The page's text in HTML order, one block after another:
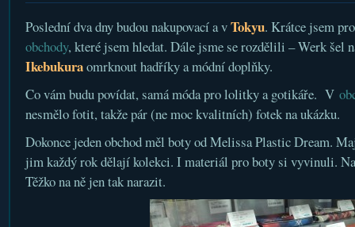
Poslední dva dny budou nakupovací a vTokyu. Krátce jsem
obchody, které jsem hledat. Dále jsme se rozdělili – Werk šel
Ikebukuraomrknout hadříky a módní doplňky.
Co vám budu povídat, samá móda pro lolitky a gotikáře. V
nesmělo fotit, takže pár (ne moc kvalitních) fotek na ukázku.
Dokonce jeden obchod měl boty od Melissa Plastic Dream.
jim každý rok dělají kolekci. I materiál pro boty si vyvinuli.
Těžko na ně jen tak narazit.